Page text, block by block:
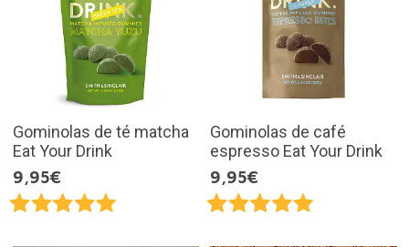
Gominolas de té matcha
Eat Your Drink
9,95€
Gominolas de café
espresso Eat Your Drink
9,95€